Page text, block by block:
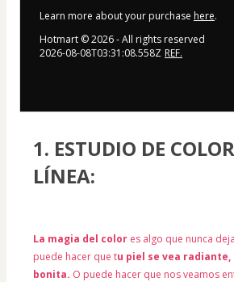
Learn more about your purchase here.
Hotmart ©2026- All rights reserved
2026-08-08T03:31:08.558Z REF.
1. ESTUDIO DE
LÍNEA:
La magia del color es algo que nunca
puede hacer que tu piel se vea radiante,
bonita. O puede hacer que nos veamos